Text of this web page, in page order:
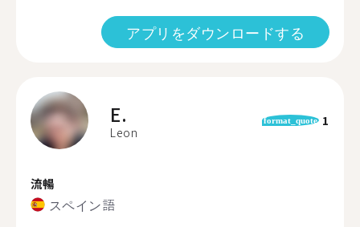
アプリをダウンロードする
E.
Leon
format_quote 1
流暢
スペイン語